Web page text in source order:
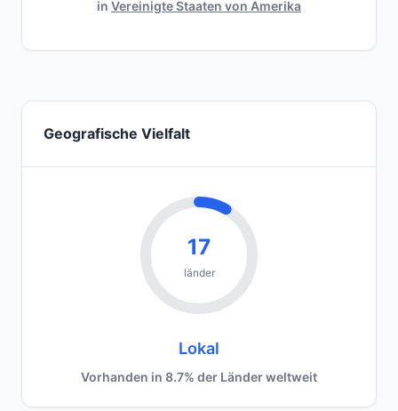
in Vereinigte Staaten von Amerika
Geografische Vielfalt
17
länder
Lokal
Vorhanden in 8.7% der Länder weltweit